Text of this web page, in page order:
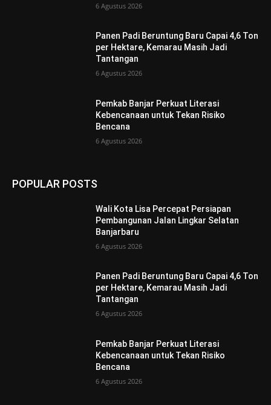
6 Agustus 2026
Panen Padi Beruntung Baru Capai 4,6 Ton
per Hektare, Kemarau Masih Jadi
Tantangan
6 Agustus 2026
Pemkab Banjar Perkuat Literasi
Kebencanaan untuk Tekan Risiko
Bencana
6 Agustus 2026
POPULAR POSTS
Wali Kota Lisa Percepat Persiapan
Pembangunan Jalan Lingkar Selatan
Banjarbaru
6 Agustus 2026
Panen Padi Beruntung Baru Capai 4,6 Ton
per Hektare, Kemarau Masih Jadi
Tantangan
6 Agustus 2026
Pemkab Banjar Perkuat Literasi
Kebencanaan untuk Tekan Risiko
Bencana
6 Agustus 2026